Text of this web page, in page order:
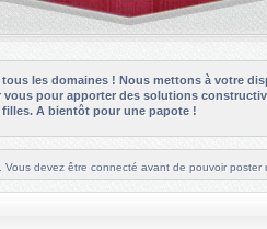
les domaines ! Nous mettons à votre
pour apporter des solutions
A bientôt pour une papote !
Vous devez être connecté avant de pouvoir poster